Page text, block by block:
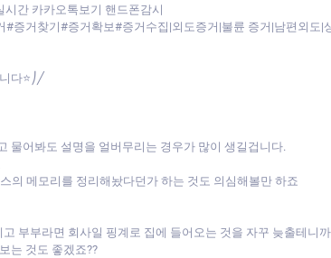
간 카카오톡보기 핸드폰감시
거찾기#증거확보#증거수집|외도증거|불륜 증거|남편외도|
다⭐⎠╱
물어봐도 설명을 얼버무리는 경우가 많이 생길겁니다.
의 메모리를 정리해놨다던가 하는 것도 의심해볼만 하죠
부부라면 회사일 핑계로 집에 들어오는 것을 자꾸 늦출테니
는 것도 좋겠죠??